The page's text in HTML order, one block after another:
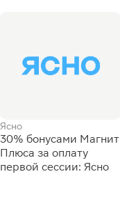
Ясно
30% бонусами Магнит
Плюса за оплату
первой сессии: Ясно